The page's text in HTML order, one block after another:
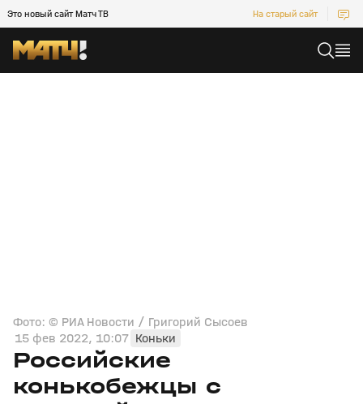
Это новый сайт Матч ТВ На старый сайт
Фото: © РИА Новости / Григорий Сысоев
15 фев 2022, 10:07 Коньки
Российские
конькобежцы с